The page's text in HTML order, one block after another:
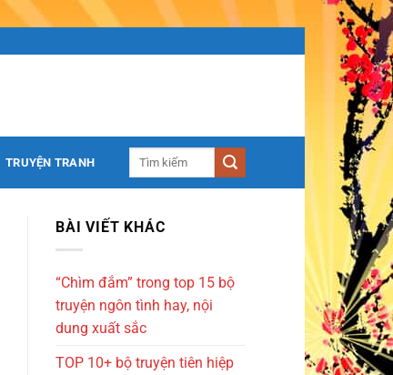
TRUYỆN TRANH
BÀI VIẾT KHÁC
“Chìm đắm” trong top 15 bộ
truyện ngôn tình hay, nội
dung xuất sắc
TOP 10+ bộ truyện tiên hiệp